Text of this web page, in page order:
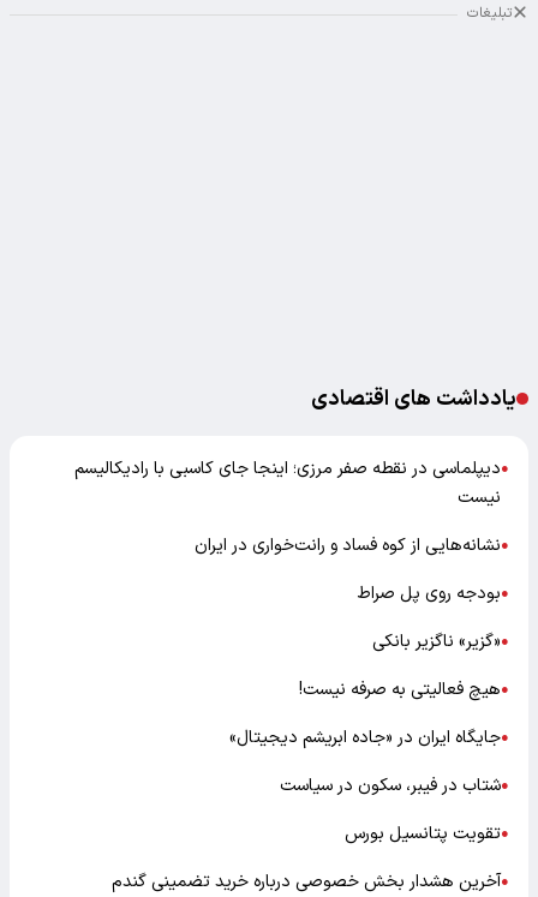
تبلیغات
یادداشت های اقتصادی
●دیپلماسی در نقطه صفر مرزی؛ اینجا جای کاسبی با رادیکالیسم
نیست
●نشانه‌هایی از کوه فساد و رانت‌خواری در ایران
●بودجه روی پل صراط
●«گزیر» ناگزیر بانکی
●هیچ فعالیتی به صرفه نیست!
●جایگاه ایران در «جاده ابریشم دیجیتال»
●شتاب در فیبر، سکون در سیاست
●تقویت پتانسیل بورس
●آخرین هشدار بخش خصوصی درباره خرید تضمینی گندم